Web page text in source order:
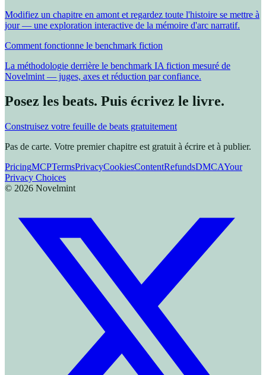
Modifiez un chapitre en amont et regardez toute l'histoire se mettre à
jour — une exploration interactive de la mémoire d'arc narratif.
Comment fonctionne le benchmark fiction
La méthodologie derrière le benchmark IA fiction mesuré de
Novelmint — juges, axes et réduction par confiance.
Posez les beats. Puis écrivez le livre.
Construisez votre feuille de beats gratuitement
Pas de carte. Votre premier chapitre est gratuit à écrire et à publier.
PricingMCPTermsPrivacyCookiesContentRefundsDMCAYour
Privacy Choices
© 2026 Novelmint